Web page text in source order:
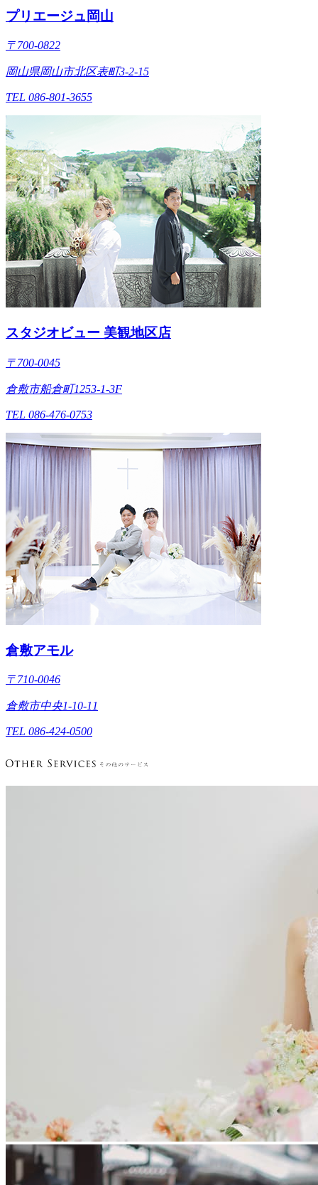
プリエージュ岡山
〒700-0822
岡山県岡山市北区表町3-2-15
TEL 086-801-3655
スタジオビュー 美観地区店
〒700-0045
倉敷市船倉町1253-1-3F
TEL 086-476-0753
倉敷アモル
〒710-0046
倉敷市中央1-10-11
TEL 086-424-0500